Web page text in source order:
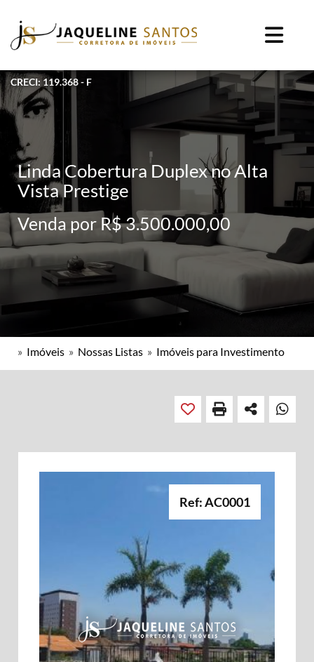
CRECI: 119.368 - F
Linda Cobertura Duplex no Alta
Vista Prestige
Venda por R$ 3.500.000,00
» Imóveis » Nossas Listas » Imóveis para Investimento
Ref: AC0001